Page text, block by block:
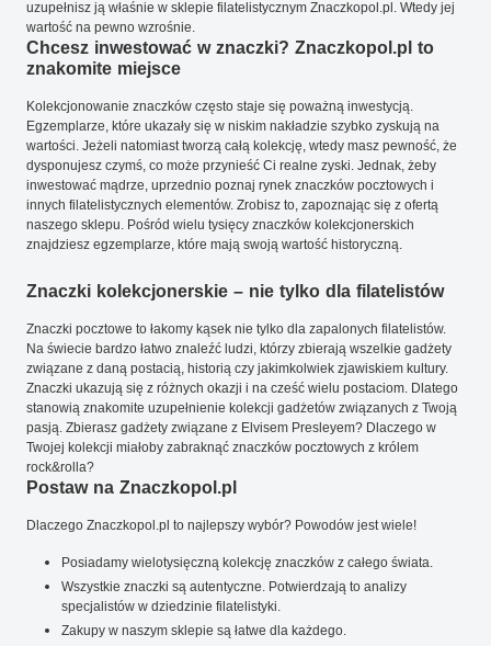
uzupełnisz ją właśnie w sklepie filatelistycznym Znaczkopol.pl. Wtedy jej
wartość na pewno wzrośnie.
Chcesz inwestować w znaczki? Znaczkopol.pl to
znakomite miejsce
Kolekcjonowanie znaczków często staje się poważną inwestycją.
Egzemplarze, które ukazały się w niskim nakładzie szybko zyskują na
wartości. Jeżeli natomiast tworzą całą kolekcję, wtedy masz pewność, że
dysponujesz czymś, co może przynieść Ci realne zyski. Jednak, żeby
inwestować mądrze, uprzednio poznaj rynek znaczków pocztowych i
innych filatelistycznych elementów. Zrobisz to, zapoznając się z ofertą
naszego sklepu. Pośród wielu tysięcy znaczków kolekcjonerskich
znajdziesz egzemplarze, które mają swoją wartość historyczną.
Znaczki kolekcjonerskie – nie tylko dla filatelistów
Znaczki pocztowe to łakomy kąsek nie tylko dla zapalonych filatelistów.
Na świecie bardzo łatwo znaleźć ludzi, którzy zbierają wszelkie gadżety
związane z daną postacią, historią czy jakimkolwiek zjawiskiem kultury.
Znaczki ukazują się z różnych okazji i na cześć wielu postaciom. Dlatego
stanowią znakomite uzupełnienie kolekcji gadżetów związanych z Twoją
pasją. Zbierasz gadżety związane z Elvisem Presleyem? Dlaczego w
Twojej kolekcji miałoby zabraknąć znaczków pocztowych z królem
rock&rolla?
Postaw na Znaczkopol.pl
Dlaczego Znaczkopol.pl to najlepszy wybór? Powodów jest wiele!
Posiadamy wielotysięczną kolekcję znaczków z całego świata.
Wszystkie znaczki są autentyczne. Potwierdzają to analizy
specjalistów w dziedzinie filatelistyki.
Zakupy w naszym sklepie są łatwe dla każdego.